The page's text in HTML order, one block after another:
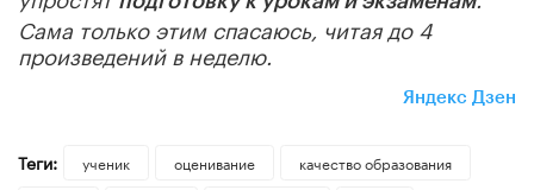
Сама только этим спасаюсь, читая до 4
произведений в неделю.
Яндекс Дзен
Теги: ученик оценивание
качество образования